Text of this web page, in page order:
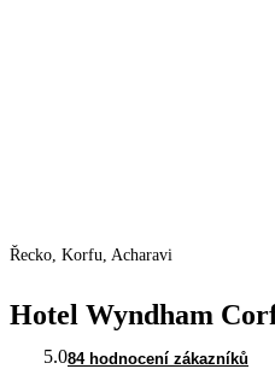
Řecko, Korfu, Acharavi
Hotel Wyndham
5.084 hodnocení zákazníků